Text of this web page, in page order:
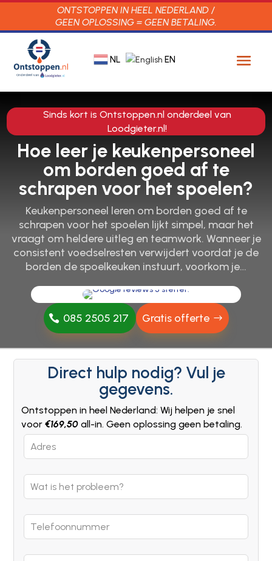
ONTSTOPPEN IN HEEL NEDERLAND /
GEEN OPLOSSING = GEEN BETALING.
NL EN
Sinds kort is Ontstoppen.nl onderdeel van
Loodgieter.nl!
Hoe leer je keukenpersoneel
om borden goed af te
schrapen voor het spoelen?
Keukenpersoneel leren om borden goed af te
schrapen voor het spoelen lijkt simpel, maar het
vraagt om heldere uitleg en teamwork. Wanneer je
consistent voedselresten verwijdert voordat je de
borden de spoelkeuken instuurt, voorkom je…
085 2505 217 Gratis offerte
Direct hulp nodig? Vul je
gegevens.
Ontstoppen in heel Nederland: Wij helpen je snel
voor€169,50 all-in. Geen oplossing geen betaling.
Leave
this
blank